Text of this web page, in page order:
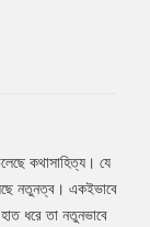
কথাসাহিত্য। যে
নতুনত্ব। একইভাবে
ধরে তা নতুনভাবে